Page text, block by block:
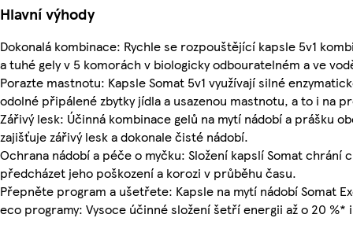
Hlavní výhody
Dokonalá kombinace: Rychle se rozpouštějící kapsle 5v1
a tuhé gely v 5 komorách v biologicky odbouratelném a ve
Porazte mastnotu: Kapsle Somat 5v1 využívají silné
odolné připálené zbytky jídla a usazenou mastnotu, a to i na
Zářivý lesk: Účinná kombinace gelů na mytí nádobí a prášku
zajišťuje zářivý lesk a dokonale čisté nádobí.
Ochrana nádobí a péče o myčku: Složení kapslí Somat chrání
předcházet jeho poškození a korozi v průběhu času.
Přepněte program a ušetřete: Kapsle na mytí nádobí Somat
eco programy: Vysoce účinné složení šetří energii až o 20